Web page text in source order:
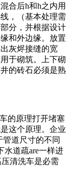
合后h和h之内用
，（基本处理需
分，并根据设计
和外边缘。放置
灰烬接缝的宽
于砌筑。上下砌
的砖石必须是熟
的原理打开堵塞
这个原理。企业
管道尺寸的不同
水道疏are一样进
清洗车是必需